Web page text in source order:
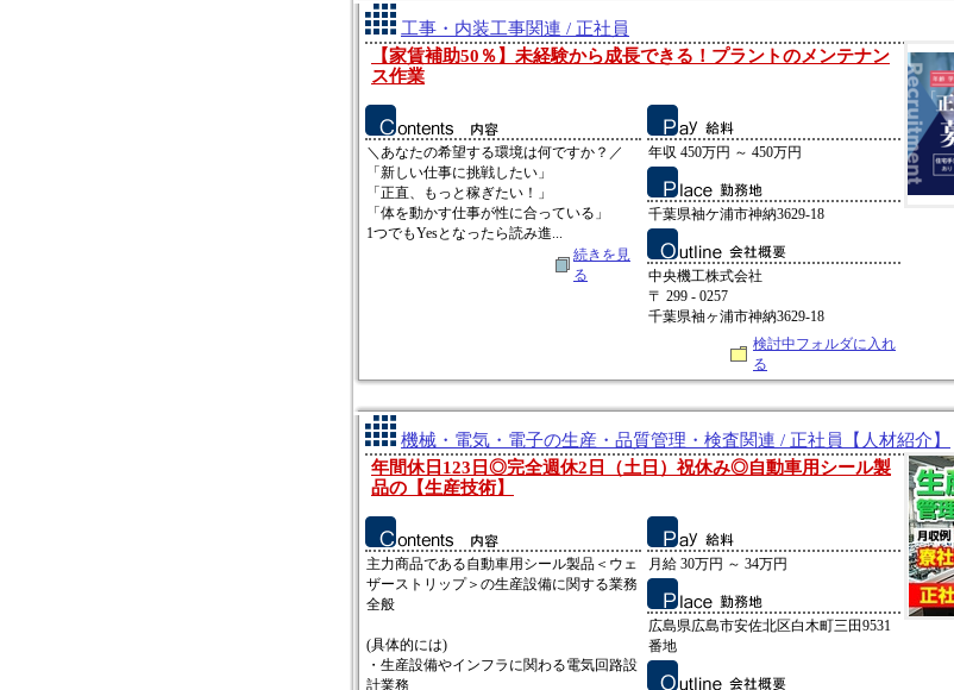
工事・内装工事関連 / 正社員
【家賃補助50％】未経験から成長できる！プラントのメンテナン
ス作業
＼あなたの希望する環境は何ですか？／
「新しい仕事に挑戦したい」
「正直、もっと稼ぎたい！」
「体を動かす仕事が性に合っている」
1つでもYesとなったら読み進...
続きを見
る
年収 450万円 ～ 450万円
千葉県袖ケ浦市神納3629-18
中央機工株式会社
〒 299 - 0257
千葉県袖ヶ浦市神納3629-18
検討中フォルダに入れ
る
機械・電気・電子の生産・品質管理・検査関連 / 正社員【人材紹介】
年間休日123日◎完全週休2日（土日）祝休み◎自動車用シール製
品の【生産技術】
主力商品である自動車用シール製品＜ウェ
ザーストリップ＞の生産設備に関する業務
全般
(具体的には)
・生産設備やインフラに関わる電気回路設
計業務
月給 30万円 ～ 34万円
広島県広島市安佐北区白木町三田9531
番地